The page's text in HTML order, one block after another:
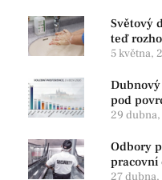
Světový
teď
rukou
5 května,
pod
PRO se
29
Odbory
pracovní
našem
27